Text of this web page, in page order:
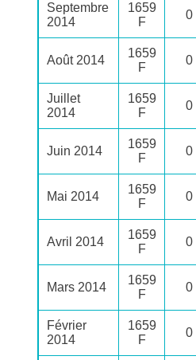
Septembre
2014
1659
F
0
Août 2014
1659
F
0
Juillet
2014
1659
F
0
Juin 2014
1659
F
0
Mai 2014
1659
F
0
Avril 2014
1659
F
0
Mars 2014
1659
F
0
Février
2014
1659
F
0